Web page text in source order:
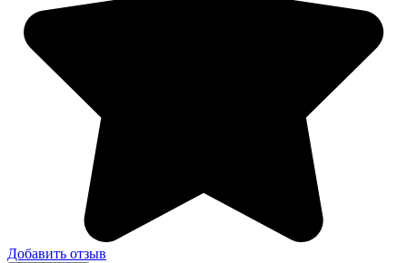
Добавить отзыв